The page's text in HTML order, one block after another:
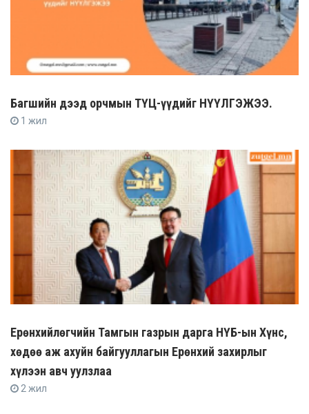
Багшийн дээд орчмын ТҮЦ-үүдийг НҮҮЛГЭЖЭЭ.
1 жил
Ерөнхийлөгчийн Тамгын газрын дарга НҮБ-ын Хүнс,
хөдөө аж ахуйн байгууллагын Ерөнхий захирлыг
хүлээн авч уулзлаа
2 жил